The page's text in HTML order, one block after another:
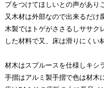
プをつけてほしいとの声があり
又木材は外部なので出来るだけ
木製ではトゲがささるしササク
した材料で又、床は滑りにくい
材木はスプルースを仕様しキシ
手摺はアルミ製手摺で色は材木